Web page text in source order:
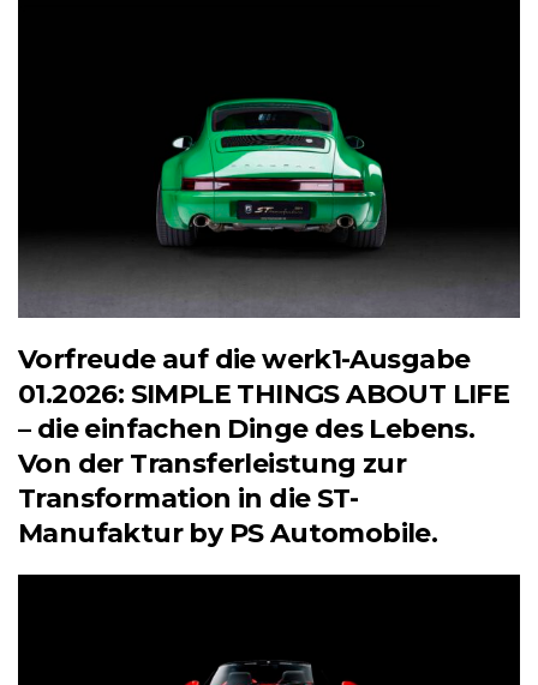
Vorfreude auf die werk1-Ausgabe
01.2026: SIMPLE THINGS ABOUT LIFE
– die einfachen Dinge des Lebens.
Von der Transferleistung zur
Transformation in die ST-
Manufaktur by PS Automobile.